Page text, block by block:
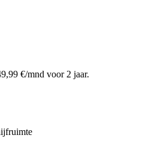
€/mnd voor 2 jaar.